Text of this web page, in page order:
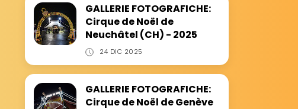
GALLERIE FOTOGRAFICHE:
Cirque de Noël de
Neuchâtel (CH) - 2025
24 DIC 2025
GALLERIE FOTOGRAFICHE:
Cirque de Noël de Genève